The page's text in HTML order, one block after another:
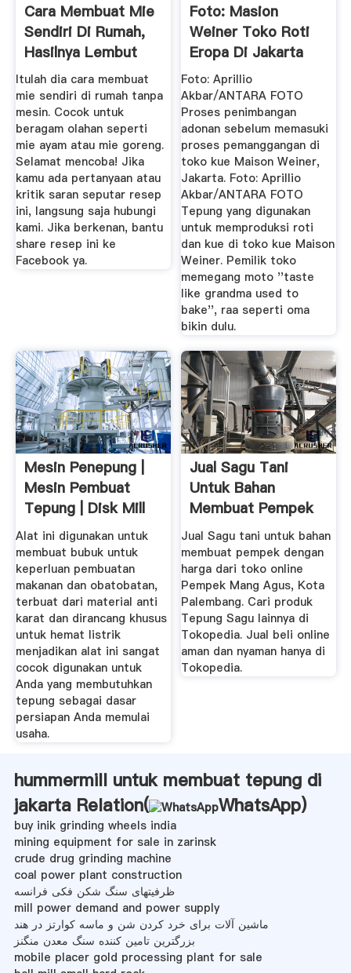
Cara Membuat Mie
Sendiri Di Rumah,
Hasilnya Lembut
Sehat
Itulah dia cara membuat
mie sendiri di rumah tanpa
mesin. Cocok untuk
beragam olahan seperti
mie ayam atau mie goreng.
Selamat mencoba! Jika
kamu ada pertanyaan atau
kritik saran seputar resep
ini, langsung saja hubungi
kami. Jika berkenan, bantu
share resep ini ke
Facebook ya.
Foto: Masion
Weiner Toko Roti
Eropa Di Jakarta
Yang ...
Foto: Aprillio
Akbar/ANTARA FOTO
Proses penimbangan
adonan sebelum memasuki
proses pemanggangan di
toko kue Maison Weiner,
Jakarta. Foto: Aprillio
Akbar/ANTARA FOTO
Tepung yang digunakan
untuk memproduksi roti
dan kue di toko kue Maison
Weiner. Pemilik toko
memegang moto ''taste
like grandma used to
bake'', raa seperti oma
bikin dulu.
Mesin Penepung |
Mesin Pembuat
Tepung | Disk Mill
Hummer ...
Alat ini digunakan untuk
membuat bubuk untuk
keperluan pembuatan
makanan dan obatobatan,
terbuat dari material anti
karat dan dirancang khusus
untuk hemat listrik
menjadikan alat ini sangat
cocok digunakan untuk
Anda yang membutuhkan
tepung sebagai dasar
persiapan Anda memulai
usaha.
Jual Sagu Tani
Untuk Bahan
Membuat Pempek
Kota Palembang ...
Jual Sagu tani untuk bahan
membuat pempek dengan
harga dari toko online
Pempek Mang Agus, Kota
Palembang. Cari produk
Tepung Sagu lainnya di
Tokopedia. Jual beli online
aman dan nyaman hanya di
Tokopedia.
hummermill untuk membuat tepung di
jakarta Relation(
WhatsApp)
buy inik grinding wheels india
mining equipment for sale in zarinsk
crude drug grinding machine
coal power plant construction
ظرفیتهای سنگ شکن فکی فرانسه
mill power demand and power supply
ماشین آلات برای خرد کردن شن و ماسه کوارتز در هند
بزرگترین تامین کننده سنگ معدن منگنز
mobile placer gold processing plant for sale